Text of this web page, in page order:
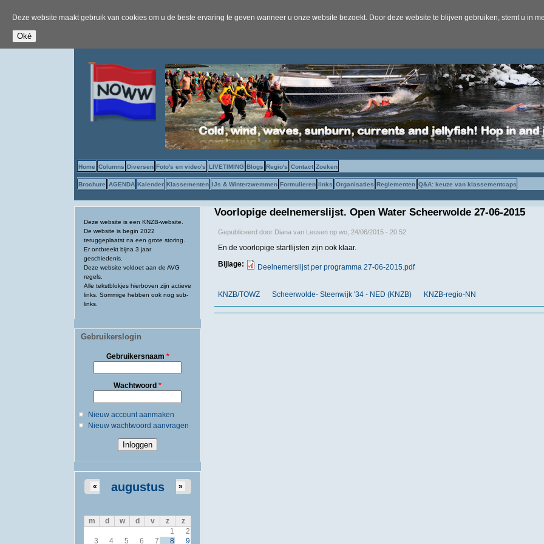
Deze website maakt gebruik van cookies om u de beste ervaring te geven wanneer u onze website bezoekt. Door deze website te blijven gebruiken, stemt u in
Home Columns Diversen Foto's en video's LIVETIMING Blogs Regio's Contact Zoeken
Brochure AGENDA Kalender Klassementen IJs & Winterzwemmen Formulieren links Organisaties Reglementen Q&A: keuze van klassementcaps
Deze website is een KNZB-website.
De website is begin 2022
teruggeplaatst na een grote storing.
Er ontbreekt bijna 3 jaar
geschiedenis.
Deze website voldoet aan de AVG
regels.
Alle tekstblokjes hierboven zijn actieve
links. Sommige hebben ook nog sub-
links.
Gebruikerslogin
Gebruikersnaam *
Wachtwoord *
Nieuw account aanmaken
Nieuw wachtwoord aanvragen
augustus
« »
m d w d v z
z
1
2
3
4 5 6 7 8
9
Voorlopige deelnemerslijst. Open Water Scheerwolde 27-06-2015
Gepubliceerd door Diana van Leusenop wo, 24/06/2015 - 20:52
En de voorlopige startlijsten zijn ook klaar.
Bijlage:
Deelnemerslijst per programma 27-06-2015.pdf
KNZB/TOWZ Scheerwolde- Steenwijk '34 - NED (KNZB) KNZB-regio-NN